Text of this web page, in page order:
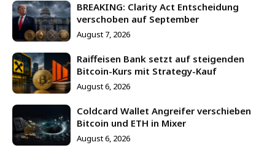
BREAKING: Clarity Act Entscheidung
verschoben auf September
August 7, 2026
Raiffeisen Bank setzt auf steigenden
Bitcoin-Kurs mit Strategy-Kauf
August 6, 2026
Coldcard Wallet Angreifer verschieben
Bitcoin und ETH in Mixer
August 6, 2026